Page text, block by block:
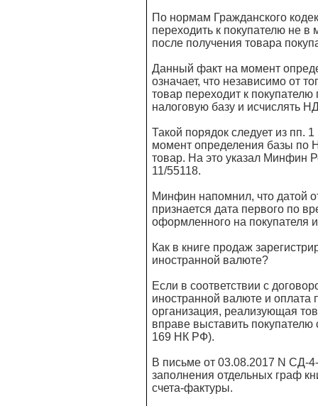
По нормам Гражданского
переходить к покупателю не в
после получения товара
Данный факт на момент
означает, что независимо от
товар переходит к
налоговую базу и исчислять
Такой порядок следует из пп.
момент определения базы по
товар. На это указал Минфин
11/55118.
Минфин напомнил, что датой
признается дата первого по
оформленного на покупателя
Как в книге продаж
иностранной валюте?
Если в соответствии с
иностранной валюте и оплата
организация, реализующая
вправе выставить покупателю
169 НК РФ).
В письме от 03.08.2017 N СД-
заполнения отдельных граф
счета-фактуры.